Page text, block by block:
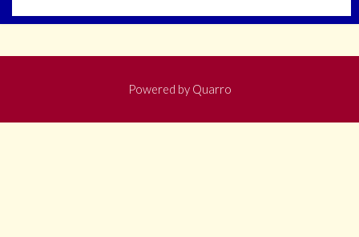
Powered by Quarro